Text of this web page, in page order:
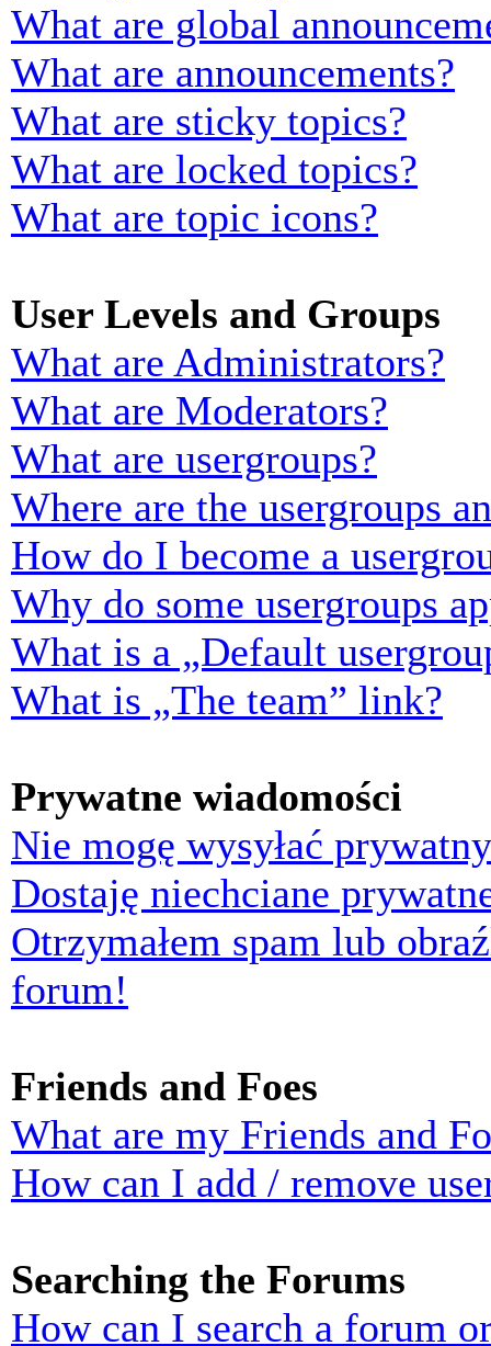
What are global
What are announcements?
What are sticky topics?
What are locked topics?
What are topic icons?
User Levels and Groups
What are Administrators?
What are Moderators?
What are usergroups?
Where are the usergroups
How do I become a
Why do some usergroups
What is a „Default
What is „The team” link?
Prywatne wiadomości
Nie mogę wysyłać
Dostaję niechciane
Otrzymałem spam lub
forum!
Friends and Foes
What are my Friends and
How can I add / remove
Searching the Forums
How can I search a forum